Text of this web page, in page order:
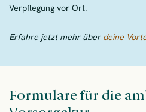
Verpflegung vor Ort.
Erfahre jetzt mehr über deine
Formulare für die